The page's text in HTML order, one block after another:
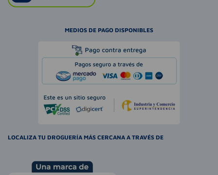
MEDIOS DE PAGO DISPONIBLES
LOCALIZA TU DROGUERÍA MÁS CERCANA A TRAVÉS DE